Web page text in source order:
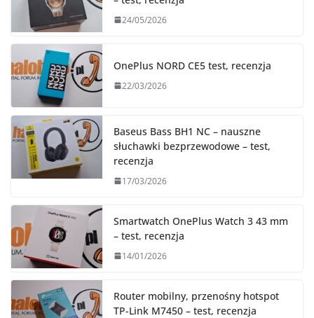
24/05/2026
OnePlus NORD CE5 test, recenzja
22/03/2026
Baseus Bass BH1 NC – nauszne
słuchawki bezprzewodowe – test,
recenzja
17/03/2026
Smartwatch OnePlus Watch 3 43 mm
– test, recenzja
14/01/2026
Router mobilny, przenośny hotspot
TP-Link M7450 – test, recenzja